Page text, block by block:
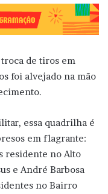
de tiros em
foi alvejado na mão
essa quadrilha é
em flagrante:
residente no Alto
e André Barbosa
no Bairro